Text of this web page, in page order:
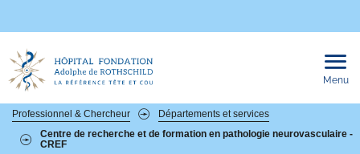
Menu
Fil
Professionnel & Chercheur
Départements et services
Centre de recherche et de formation en pathologie neurovasculaire -
CREF